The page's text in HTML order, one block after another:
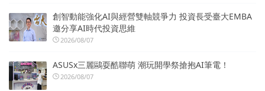
創智動能強化AI與經營雙軸競爭力 投資長受臺大EMBA
邀分享AI時代投資思維
2026/08/07
ASUSx三麗鷗耍酷聯萌 潮玩開學祭搶抱AI筆電！
2026/08/07